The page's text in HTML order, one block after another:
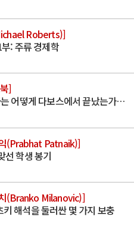
Roberts)]
: 주류 경제학
]
는 어떻게 다보스에서 끝났는가…
(Prabhat Patnaik)]
선 학생 봉기
(Branko Milanovic)]
해석을 둘러싼 몇 가지 보충